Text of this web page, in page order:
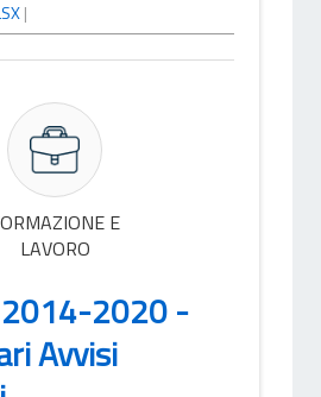
|
E
LAVORO
2014-2020 -
Avvisi